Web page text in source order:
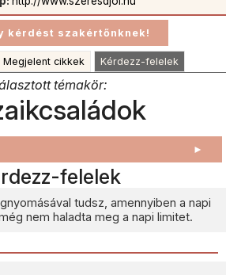
Megjelent cikkek Kérdezz-felelek
témakör:
►
felelek
tudsz, amennyiben a napi
nem haladta meg a napi limitet.